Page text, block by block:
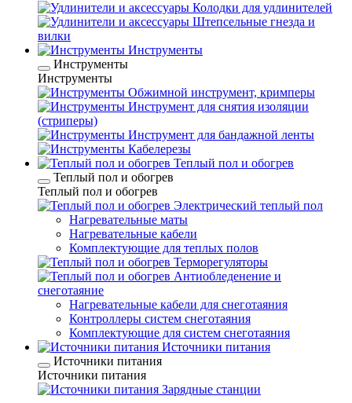
Колодки для удлинителей
Штепсельные гнезда и
вилки
Инструменты
Инструменты
Инструменты
Обжимной инструмент, кримперы
Инструмент для снятия изоляции
(стриперы)
Инструмент для бандажной ленты
Кабелерезы
Теплый пол и обогрев
Теплый пол и обогрев
Теплый пол и обогрев
Электрический теплый пол
Нагревательные маты
Нагревательные кабели
Комплектующие для теплых полов
Терморегуляторы
Антиобледенение и
снеготаяние
Нагревательные кабели для снеготаяния
Контроллеры систем снеготаяния
Комплектующие для систем снеготаяния
Источники питания
Источники питания
Источники питания
Зарядные станции